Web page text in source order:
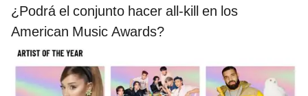
¿Podrá el conjunto hacer all-kill en los
American Music Awards?